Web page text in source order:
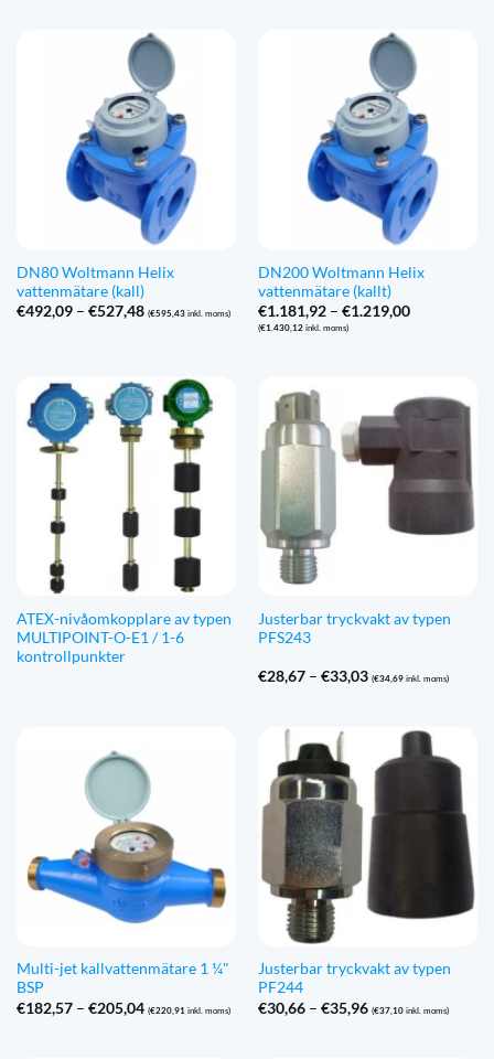
DN80 Woltmann Helix
vattenmätare (kall)
€492,09 – €527,48Prisintervall:
(€595,43inkl. moms)
DN200 Woltmann Helix
vattenmätare (kallt)
€1.181,92 – €1.219,00
(€1.430,12inkl. moms)
ATEX-nivåomkopplare av typen
MULTIPOINT-O-E1 / 1-6
kontrollpunkter
Justerbar tryckvakt av typen
PFS243
€28,67 – €33,03Prisintervall:
(€34,69inkl. moms)
Multi-jet kallvattenmätare 1 ¼"
BSP
€182,57 – €205,04Prisintervall:
(€220,91 inkl. moms)
Justerbar tryckvakt av typen
PF244
€30,66 – €35,96Prisintervall:
(€37,10inkl. moms)